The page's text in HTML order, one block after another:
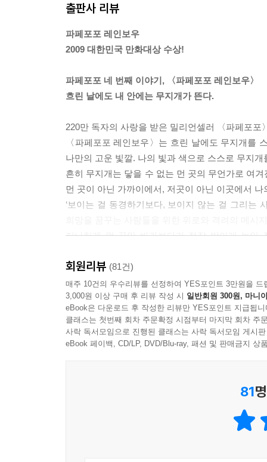
출판사 리뷰
파페포포 레인보우
2009 대한민국 만화대상 수상!
파페포포 네 번째 이야기, 〈파페포포 레인보우〉
흐린 날에도 내 안에는 무지개가 뜬다.
220만 독자의 사랑을 받은 밀리언셀러 〈파페포
〈파페포포 레인보우〉는 흐린 날에도 무지개를
나만의 고운 빛깔. 나의 빛과 색으로 스스로 무지
흔히 무지개는 닿을 수 없는 먼 곳의 무언가로 여
먼 곳이 아닌 가까이에서, 저곳이 아닌 이곳에서
‘보이는 걸 동경하기보다, 보이지 않는 걸 그리는
지나치게 먼 꿈만 바라보다가 정작 발아래 놓인
무지개를 보고 반대편에 선 누군가가 행복을 꿈꾸
〈파페포포 레인보우〉에서는 인생의 희망을 꽃
주제 아래 펼쳐지는 파스텔 톤의 서정적인 그림과
식지 않는 〈파페포포〉 열풍, 국내 최고의 카툰에
사랑이 확인되었다. 과연 꾸준한 인기의 비결은 무
그가 풀어내는 언어는 어렵지 않으며 그가 그
회원리뷰 (81건)
매주 10건의 우수리뷰를 선정하여 YES포인트 3만원을 드
3,000원 이상 구매 후 리뷰 작성 시 일반회원 300원, 마니
eBook은 다운로드 후 작성한 리뷰만 YES포인트 지급됩니
클래스는 첫번째 회차 주문확정 시점부터 마지막 회차 주
사락 독서모임으로 진행된 클래스는 사락 독서모임 게시
eBook 페이백, CD/LP, DVD/Blu-ray, 패션 및 판매금지 상
81